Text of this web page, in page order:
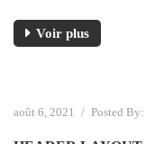
Voir plus
août 6, 2021 / Posted By: